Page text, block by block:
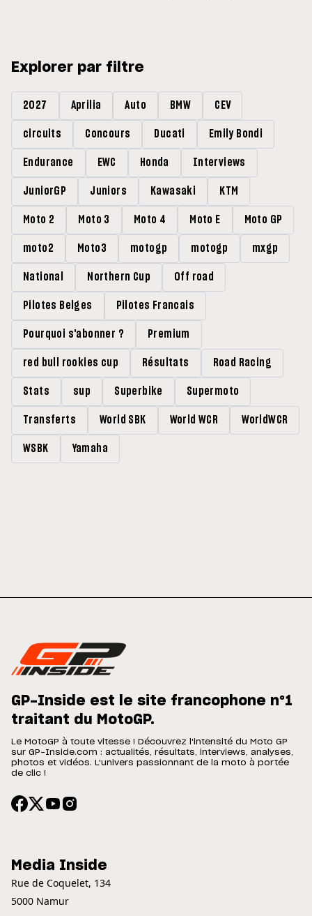
Explorer par filtre
2027 Aprilia Auto BMW CEV
circuits Concours Ducati Emily Bondi
Endurance EWC Honda Interviews
JuniorGP Juniors Kawasaki KTM
Moto 2 Moto 3 Moto 4 Moto E Moto GP
moto2 Moto3 motogp motogp mxgp
National Northern Cup Off road
Pilotes Belges Pilotes Francais
Pourquoi s'abonner ? Premium
red bull rookies cup Résultats Road Racing
Stats sup Superbike Supermoto
Transferts World SBK World WCR WorldWCR
WSBK Yamaha
GP-Inside est le site francophone n°1
traitant du MotoGP.
Le MotoGP à toute vitesse ! Découvrez l'intensité du Moto GP
sur GP-Inside.com : actualités, résultats, interviews, analyses,
photos et vidéos. L'univers passionnant de la moto à portée
de clic !
Media Inside
Rue de Coquelet, 134
5000 Namur